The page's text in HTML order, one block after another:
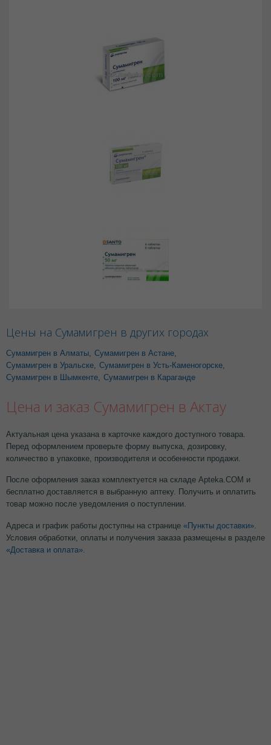
Цены на Сумамигрен в других городах
Сумамигрен в Алматы Сумамигрен в Астане
Сумамигрен в Уральске Сумамигрен в Усть-Каменогорске
Сумамигрен в Шымкенте Сумамигрен в Караганде
Цена и заказ Сумамигрен в Актау
Актуальная цена указана в карточке каждого доступного товара.
Перед оформлением проверьте форму выпуска, дозировку,
количество в упаковке, производителя и особенности продажи.
После оформления заказ комплектуется на складе Apteka.COM и
бесплатно доставляется в выбранную аптеку. Получить и оплатить
товар можно после уведомления о поступлении.
Адреса и график работы доступны на странице «Пункты доставки»
Условия обработки, оплаты и получения заказа размещены в разделе
«Доставка и оплата»